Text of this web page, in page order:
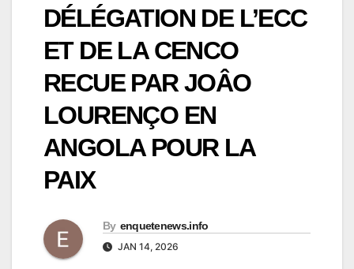
DÉLÉGATION DE L’ECC
ET DE LA CENCO
RECUE PAR JOÂO
LOURENÇO EN
ANGOLA POUR LA
PAIX
By enquetenews.info
JAN 14, 2026